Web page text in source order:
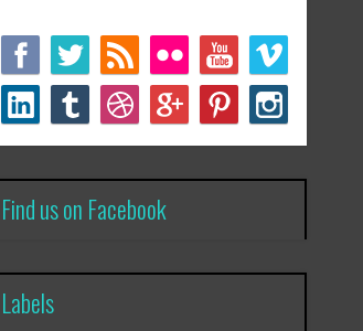
Find us on Facebook
Labels